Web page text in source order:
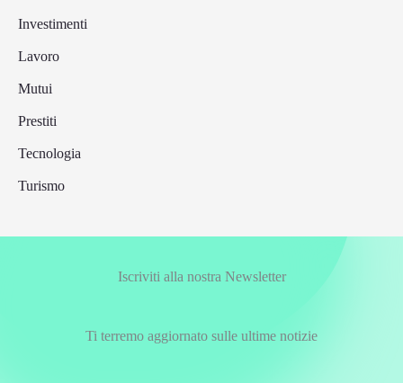
Investimenti
Lavoro
Mutui
Prestiti
Tecnologia
Turismo
Iscriviti alla nostra Newsletter
Ti terremo aggiornato sulle ultime notizie